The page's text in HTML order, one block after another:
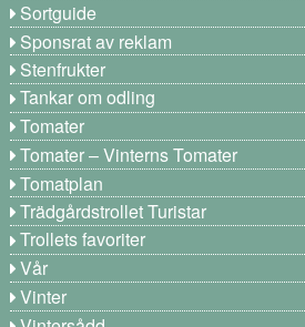
Sortguide
Sponsrat av reklam
Stenfrukter
Tankar om odling
Tomater
Tomater – Vinterns Tomater
Tomatplan
Trädgårdstrollet Turistar
Trollets favoriter
Vår
Vinter